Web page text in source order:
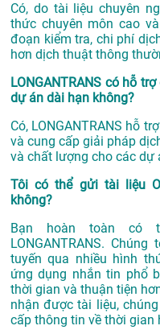
Có, do tài liệu chuyên
thức chuyên môn cao
đoạn kiểm tra, chi phí
hơn dịch thuật thông
LONGANTRANS có hỗ
dự án dài hạn không?
Có, LONGANTRANS hỗ
và cung cấp giải pháp
và chất lượng cho các dự
Tôi có thể gửi tài liệu
không?
Bạn hoàn toàn có
LONGANTRANS.
tuyến qua nhiều hình
ứng dụng nhắn tin phổ
thời gian và thuận tiện
nhận được tài liệu,
cấp thông tin về thời gian